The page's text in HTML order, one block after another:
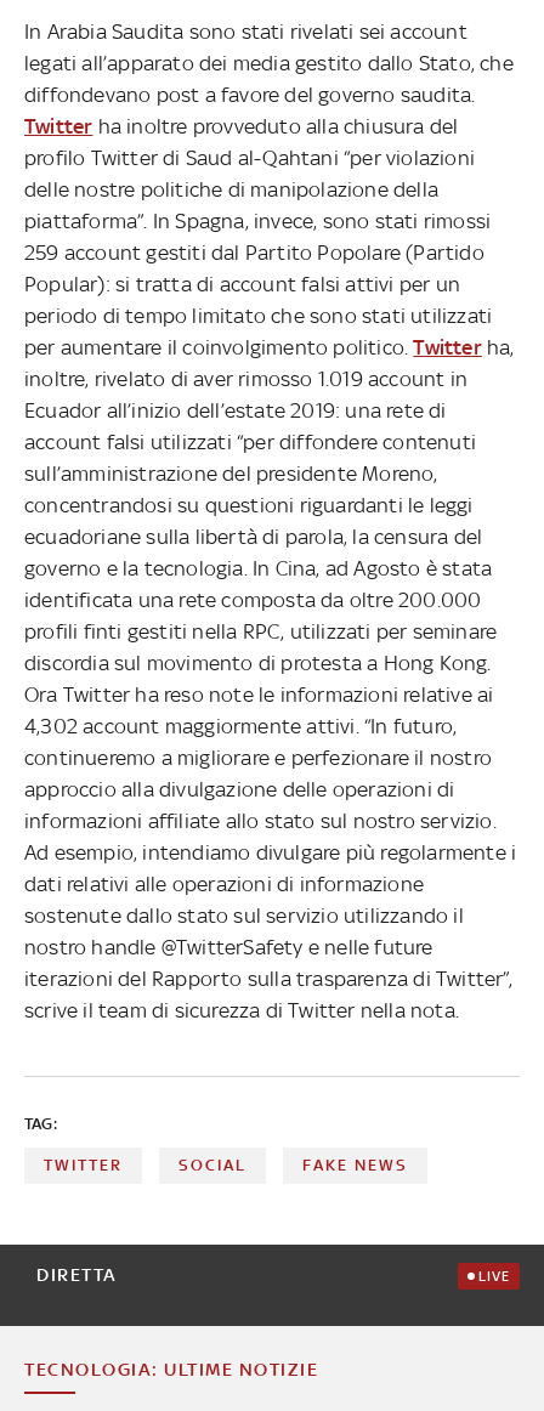
In Arabia Saudita sono stati rivelati sei account
legati all’apparato dei media gestito dallo Stato, che
diffondevano post a favore del governo saudita.
Twitter ha inoltre provveduto alla chiusura del
profilo Twitter di Saud al-Qahtani “per violazioni
delle nostre politiche di manipolazione della
piattaforma”. In Spagna, invece, sono stati rimossi
259 account gestiti dal Partito Popolare (Partido
Popular): si tratta di account falsi attivi per un
periodo di tempo limitato che sono stati utilizzati
per aumentare il coinvolgimento politico.Twitterha,
inoltre, rivelato di aver rimosso 1.019 account in
Ecuador all’inizio dell’estate 2019: una rete di
account falsi utilizzati “per diffondere contenuti
sull’amministrazione del presidente Moreno,
concentrandosi su questioni riguardanti le leggi
ecuadoriane sulla libertà di parola, la censura del
governo e la tecnologia. In Cina, ad Agosto è stata
identificata una rete composta da oltre 200.000
profili finti gestiti nella RPC, utilizzati per seminare
discordia sul movimento di protesta a Hong Kong.
Ora Twitter ha reso note le informazioni relative ai
4,302 account maggiormente attivi. “In futuro,
continueremo a migliorare e perfezionare il nostro
approccio alla divulgazione delle operazioni di
informazioni affiliate allo stato sul nostro servizio.
Ad esempio, intendiamo divulgare più regolarmente i
dati relativi alle operazioni di informazione
sostenute dallo stato sul servizio utilizzando il
nostro handle @TwitterSafety e nelle future
iterazioni del Rapporto sulla trasparenza di Twitter”,
scrive il team di sicurezza di Twitter nella nota.
TAG:
TWITTER SOCIAL FAKE NEWS
DIRETTA LIVE
TECNOLOGIA: ULTIME NOTIZIE